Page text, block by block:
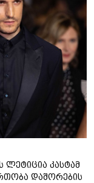
ლეტიცია კასტამ
დაშორების